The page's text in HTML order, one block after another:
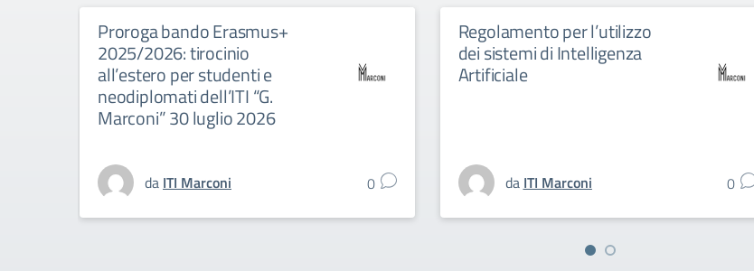
Proroga bando Erasmus+
2025/2026: tirocinio
all’estero per studenti e
neodiplomati dell’ITI “G.
Marconi” 30 luglio 2026
da ITI Marconi 0
Regolamento per l’utilizzo
dei sistemi di Intelligenza
Artificiale
da ITI Marconi 0